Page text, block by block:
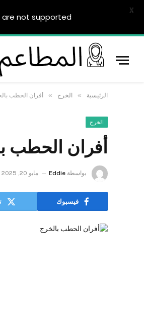
الرئيسية » الخرج » أفران الحطب
الخرج
أفران الحطب
بواسطة Eddie مايو 20, 2025
فيسبوك
not supported.
X